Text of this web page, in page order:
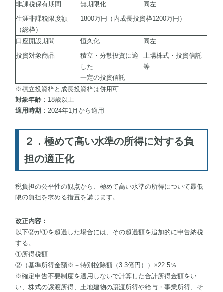
非課税保有期間
無期限化
同左
生涯非課税限度額
（総枠）
1800万円（内成長投資枠1200万円）
口座開設期間 恒久化
同左
投資対象商品
積立・分散投資に適
した
一定の投資信託
上場株式・投資信託
等
※積立投資枠と成長投資枠は併用可
対象年齢 ：18歳以上
適用時期 ：2024年1月から適用
２．極めて高い水準の所得に対する負
担の適正化
税負担の公平性の観点から、極めて高い水準の所得について最低
限の負担を求める措置を講じます。
改正内容：
以下②が①を超過した場合には、その超過額を追加的に申告納税
する。
①所得税額
②（基準所得金額※－特別控除額（3.3億円））×22.5％
※確定申告不要制度を適用しないで計算した合計所得金額をい
い、株式の譲渡所得、土地建物の譲渡所得や給与・事業所得、そ